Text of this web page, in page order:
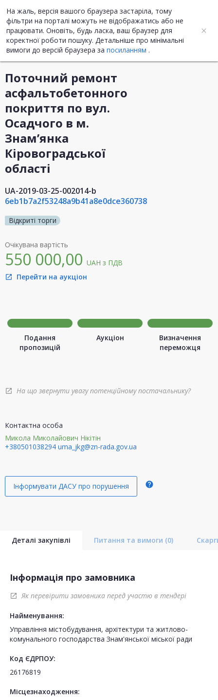
На жаль, версія вашого браузера застаріла, тому
фільтри на порталі можуть не відображатись або не
працювати. Оновіть, будь ласка, ваш браузер для
коректної роботи пошуку. Детальніше про мінімальні
вимоги до версій браузера за посиланням .
UA ENG
Інформація про закупівлю
Поточний ремонт
асфальтобетонного
покриття по вул.
Осадчого в м.
Знам’янка
Кіровоградської
області
UA-2019-03-25-002014-b
6eb1b7a2f53248a9b41a8e0dce360738
Відкриті торги
Очікувана вартість
550 000,00 UAH з ПДВ
open_in_new Перейти на аукціон
Подання
пропозицій
Аукціон
Визначення
переможця
open_in_new На що звернути увагу потенційному постачальнику?
Контактна особа
Микола Миколайович Нікітін
+380501038294 uma_jkg@zn-rada.gov.ua
Інформувати ДАСУ про порушення help
Деталі закупівлі Питання та вимоги (0)
Інформація про замовника
open_in_new Як перевірити замовника перед участю в тендері
Найменування:
Управління містобудування, архітектури та житлово-
комунального господарства Знам'янської міської ради
Код ЄДРПОУ:
26176819
Місцезнаходження: